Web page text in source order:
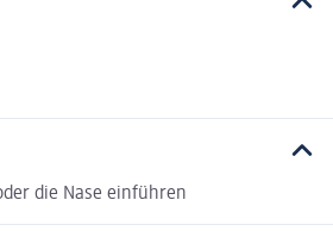
die Nase einführen